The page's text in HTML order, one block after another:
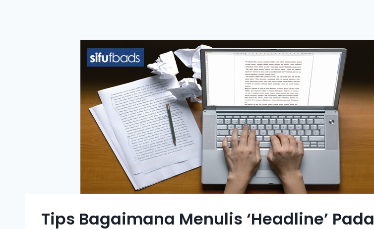
Tips Bagaimana Menulis ‘Headline’ Pada